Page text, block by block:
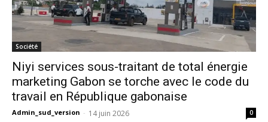
Société
Niyi services sous-traitant de total énergie
marketing Gabon se torche avec le code du
travail en République gabonaise
Admin_sud_version - 14 juin 2026 0